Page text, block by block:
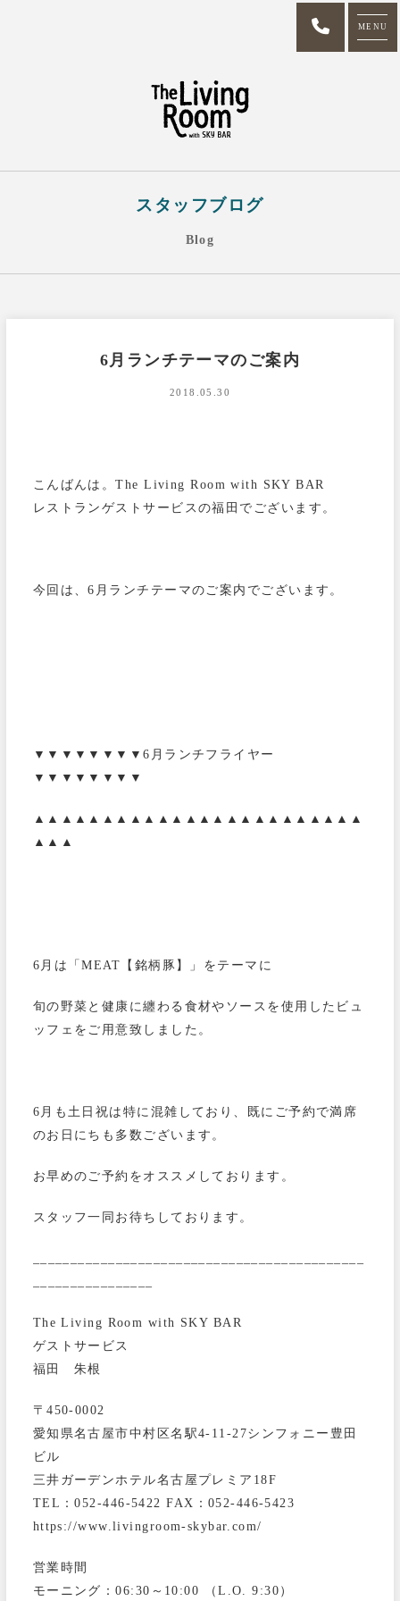
MENU
スタッフブログ
Blog
6月ランチテーマのご案内
2018.05.30
こんばんは。The Living Room with SKY BAR
レストランゲストサービスの福田でございます。
今回は、6月ランチテーマのご案内でございます。
▼▼▼▼▼▼▼▼6月ランチフライヤー
▼▼▼▼▼▼▼▼
▲▲▲▲▲▲▲▲▲▲▲▲▲▲▲▲▲▲▲▲▲▲▲▲
▲▲▲
6月は「MEAT【銘柄豚】」をテーマに
旬の野菜と健康に纏わる食材やソースを使用したビュ
ッフェをご用意致しました。
6月も土日祝は特に混雑しており、既にご予約で満席
のお日にちも多数ございます。
お早めのご予約をオススメしております。
スタッフ一同お待ちしております。
The Living Room with SKY BAR
ゲストサービス
福田 朱根
〒450-0002
愛知県名古屋市中村区名駅4-11-27シンフォニー豊田
ビル
三井ガーデンホテル名古屋プレミア18F
TEL：052-446-5422 FAX：052-446-5423
https://www.livingroom-skybar.com/
営業時間
モーニング：06:30～10:00 （L.O. 9:30）